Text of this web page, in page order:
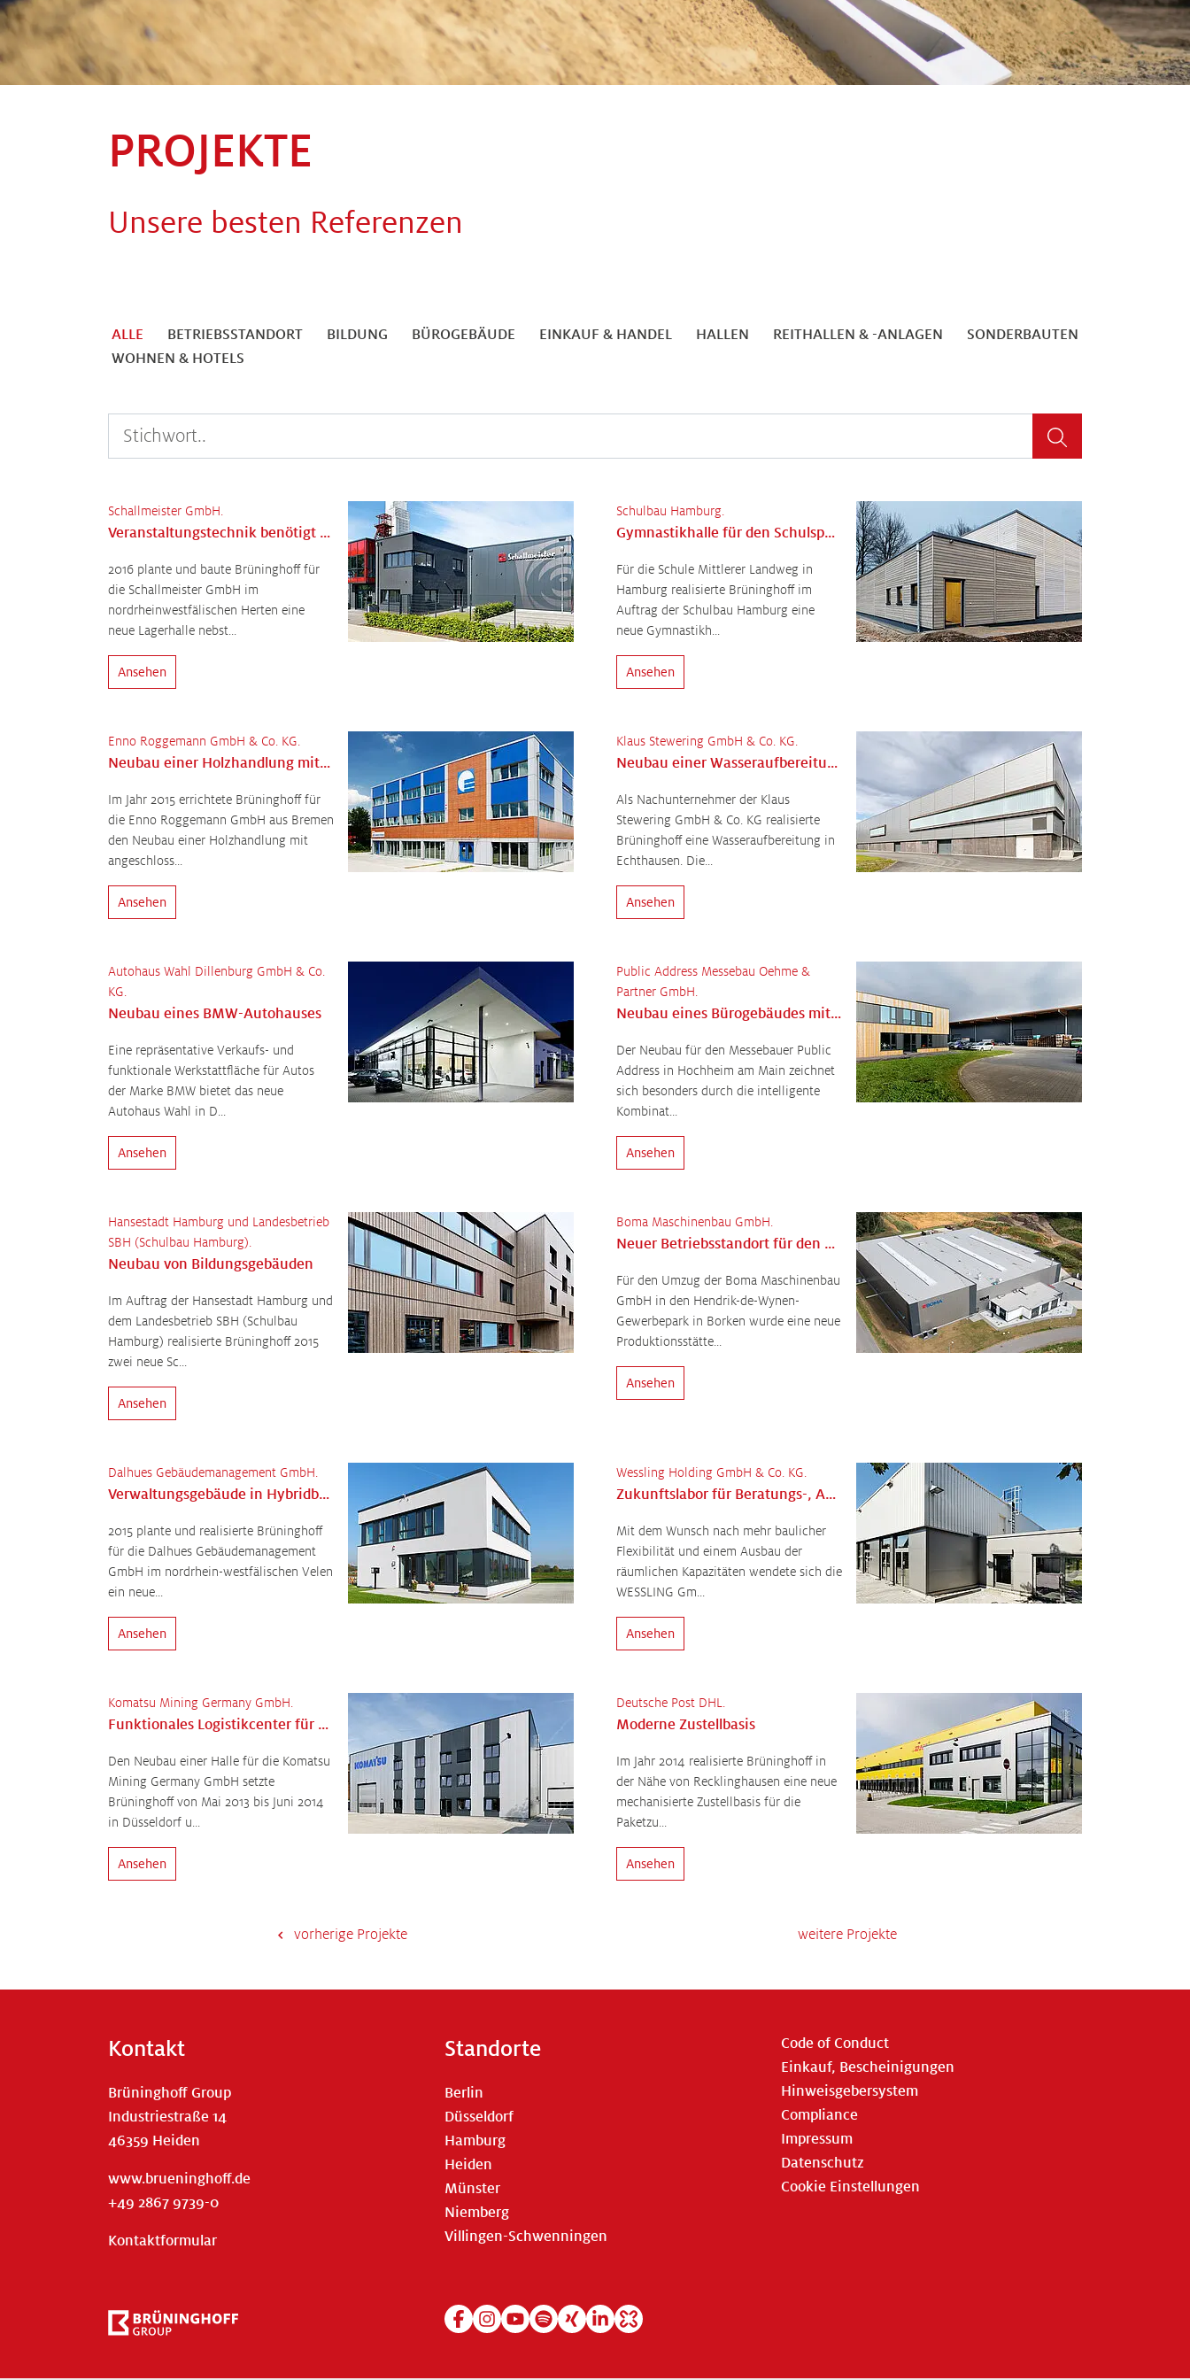
PROJEKTE
Unsere besten Referenzen
ALLE BETRIEBSSTANDORT BILDUNG BÜROGEBÄUDE EINKAUF & HANDEL HALLEN REITHALLEN & -ANLAGEN
SONDERBAUTEN
WOHNEN & HOTELS
Schallmeister GmbH.
Veranstaltungstechnik benötigt mehr Platz
2016 plante und baute Brüninghoff für
die Schallmeister GmbH im
nordrheinwestfälischen Herten eine
neue Lagerhalle nebst...
Ansehen
Schulbau Hamburg.
Gymnastikhalle für den Schulsport
Für die Schule Mittlerer Landweg in
Hamburg realisierte Brüninghoff im
Auftrag der Schulbau Hamburg eine
neue Gymnastikh...
Ansehen
Enno Roggemann GmbH & Co. KG.
Neubau einer Holzhandlung mit Bürogebäude
Im Jahr 2015 errichtete Brüninghoff für
die Enno Roggemann GmbH aus Bremen
den Neubau einer Holzhandlung mit
angeschloss...
Ansehen
Klaus Stewering GmbH & Co. KG.
Neubau einer Wasseraufbereitung
Als Nachunternehmer der Klaus
Stewering GmbH & Co. KG realisierte
Brüninghoff eine Wasseraufbereitung in
Echthausen. Die...
Ansehen
Autohaus Wahl Dillenburg GmbH & Co.
KG.
Neubau eines BMW-Autohauses
Eine repräsentative Verkaufs- und
funktionale Werkstattfläche für Autos
der Marke BMW bietet das neue
Autohaus Wahl in D...
Ansehen
Public Address Messebau Oehme &
Partner GmbH.
Neubau eines Bürogebäudes mit Werkhalle
Der Neubau für den Messebauer Public
Address in Hochheim am Main zeichnet
sich besonders durch die intelligente
Kombinat...
Ansehen
Hansestadt Hamburg und Landesbetrieb
SBH (Schulbau Hamburg).
Neubau von Bildungsgebäuden
Im Auftrag der Hansestadt Hamburg und
dem Landesbetrieb SBH (Schulbau
Hamburg) realisierte Brüninghoff 2015
zwei neue Sc...
Ansehen
Boma Maschinenbau GmbH.
Neuer Betriebsstandort für den Maschinenbau in Borken
Für den Umzug der Boma Maschinenbau
GmbH in den Hendrik-de-Wynen-
Gewerbepark in Borken wurde eine neue
Produktionsstätte...
Ansehen
Dalhues Gebäudemanagement GmbH.
Verwaltungsgebäude in Hybridbauweise errichtet
2015 plante und realisierte Brüninghoff
für die Dalhues Gebäudemanagement
GmbH im nordrhein-westfälischen Velen
ein neue...
Ansehen
Wessling Holding GmbH & Co. KG.
Zukunftslabor für Beratungs-, Analytik- und Prüfunternehmen
Mit dem Wunsch nach mehr baulicher
Flexibilität und einem Ausbau der
räumlichen Kapazitäten wendete sich die
WESSLING Gm...
Ansehen
Komatsu Mining Germany GmbH.
Funktionales Logistikcenter für Großhydraulikbagger
Den Neubau einer Halle für die Komatsu
Mining Germany GmbH setzte
Brüninghoff von Mai 2013 bis Juni 2014
in Düsseldorf u...
Ansehen
Deutsche Post DHL.
Moderne Zustellbasis
Im Jahr 2014 realisierte Brüninghoff in
der Nähe von Recklinghausen eine neue
mechanisierte Zustellbasis für die
Paketzu...
Ansehen
vorherige Projekte weitere Projekte
Kontakt
Brüninghoff Group
Industriestraße 14
46359 Heiden
www.brueninghoff.de
+49 2867 9739-0
Kontaktformular
Standorte
Berlin
Düsseldorf
Hamburg
Heiden
Münster
Niemberg
Villingen-Schwenningen
Code of Conduct
Einkauf, Bescheinigungen
Hinweisgebersystem
Compliance
Impressum
Datenschutz
Cookie Einstellungen